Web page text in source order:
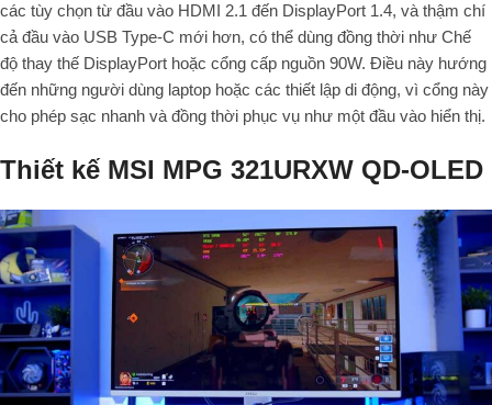
các tùy chọn từ đầu vào HDMI 2.1 đến DisplayPort 1.4, và thậm chí
cả đầu vào USB Type-C mới hơn, có thể dùng đồng thời như Chế
độ thay thế DisplayPort hoặc cổng cấp nguồn 90W. Điều này hướng
đến những người dùng laptop hoặc các thiết lập di động, vì cổng này
cho phép sạc nhanh và đồng thời phục vụ như một đầu vào hiển thị.
Thiết kế MSI MPG 321URXW QD-OLED